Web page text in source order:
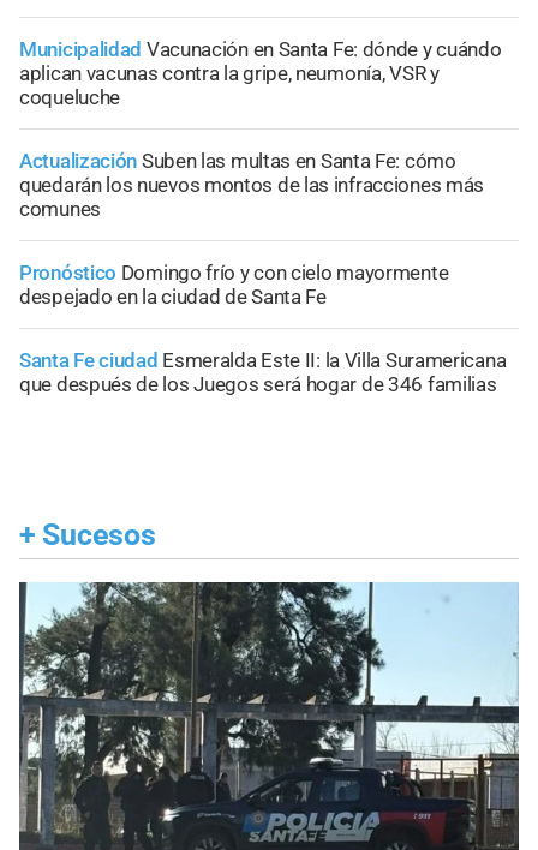
Municipalidad Vacunación en Santa Fe: dónde y cuándo
aplican vacunas contra la gripe, neumonía, VSR y
coqueluche
Actualización Suben las multas en Santa Fe: cómo
quedarán los nuevos montos de las infracciones más
comunes
Pronóstico Domingo frío y con cielo mayormente
despejado en la ciudad de Santa Fe
Santa Fe ciudad Esmeralda Este II: la Villa Suramericana
que después de los Juegos será hogar de 346 familias
+ Sucesos